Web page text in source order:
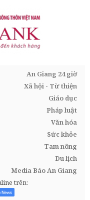
An Giang 24 giờ
Xã hội - Từ thiện
Giáo dục
Pháp luật
Văn hóa
Sức khỏe
Tam nông
Du lịch
Media Báo An Giang
trên: